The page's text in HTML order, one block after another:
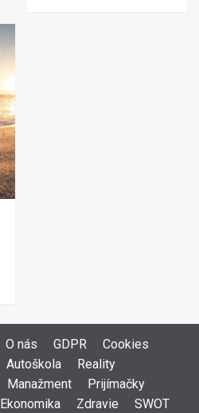
O nás GDPR
Cookies
Autoškola
Reality
Manažment
Prijímačky
Ekonomika Zdravie SWOT